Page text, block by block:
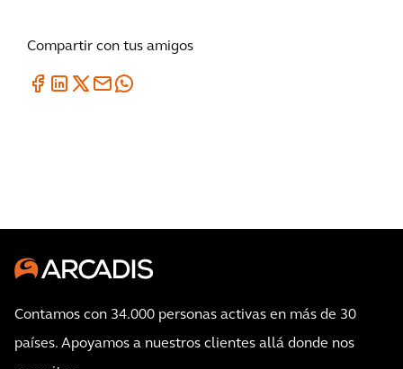
Compartir con tus amigos
Contamos con 34.000 personas activas en más de 30
países. Apoyamos a nuestros clientes allá donde nos